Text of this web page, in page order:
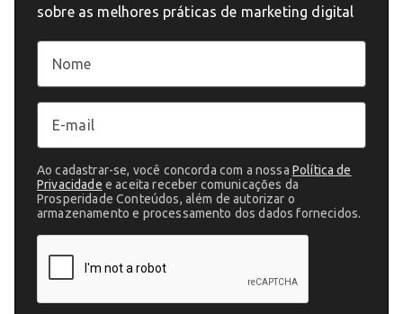
sobre as melhores práticas de marketing digital
Ao cadastrar-se, você concorda com a nossa Política de
Privacidade e aceita receber comunicações da
Prosperidade Conteúdos, além de autorizar o
armazenamento e processamento dos dados fornecidos.